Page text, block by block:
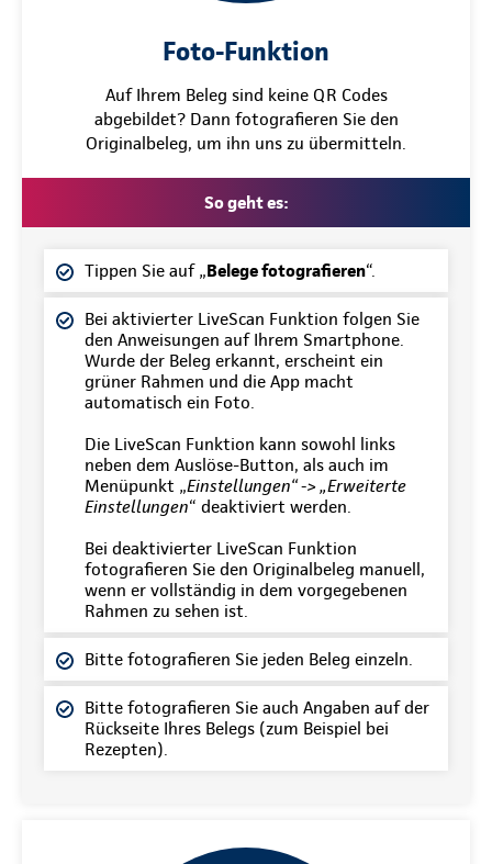
Foto-Funktion
Auf Ihrem Beleg sind keine QR Codes
abgebildet? Dann fotografieren Sie den
Originalbeleg, um ihn uns zu übermitteln.
So geht es:
Tippen Sie auf „Belege fotografieren“.
Bei aktivierter LiveScan Funktion folgen Sie
den Anweisungen auf Ihrem Smartphone.
Wurde der Beleg erkannt, erscheint ein
grüner Rahmen und die App macht
automatisch ein Foto.
Die LiveScan Funktion kann sowohl links
neben dem Auslöse-Button, als auch im
Menüpunkt „Einstellungen“ -> „Erweiterte
Einstellungen“ deaktiviert werden.
Bei deaktivierter LiveScan Funktion
fotografieren Sie den Originalbeleg manuell,
wenn er vollständig in dem vorgegebenen
Rahmen zu sehen ist.
Bitte fotografieren Sie jeden Beleg einzeln.
Bitte fotografieren Sie auch Angaben auf der
Rückseite Ihres Belegs (zum Beispiel bei
Rezepten).